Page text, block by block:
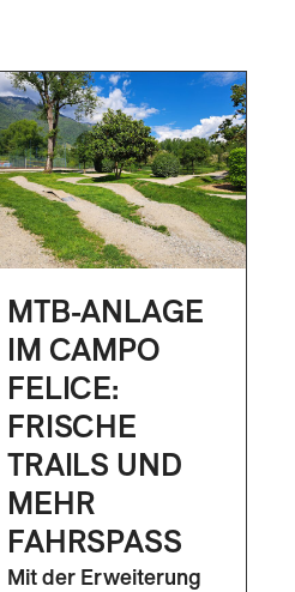
MTB-ANLAGE
IM CAMPO
FELICE:
FRISCHE
TRAILS UND
MEHR
FAHRSPASS
Mit der Erweiterung